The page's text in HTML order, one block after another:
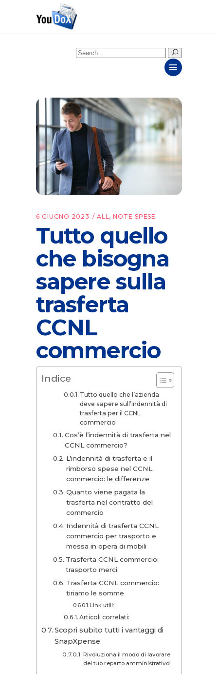
6 GIUGNO 2023 ALL,NOTE SPESE
Tutto quello
che bisogna
sapere sulla
trasferta
CCNL
commercio
Indice
Tutto quello che l’azienda
deve sapere sull’indennità di
trasferta per il CCNL
commercio
Cos’è l’indennità di trasferta nel
CCNL commercio?
L’indennità di trasferta e il
rimborso spese nel CCNL
commercio: le differenze
Quanto viene pagata la
trasferta nel contratto del
commercio
Indennità di trasferta CCNL
commercio per trasporto e
messa in opera di mobili
Trasferta CCNL commercio:
trasporto merci
Trasferta CCNL commercio:
tiriamo le somme
Link utili:
Articoli correlati:
Scopri subito tutti i vantaggi di
SnapXpense
Rivoluziona il modo di lavorare
del tuo reparto amministrativo!